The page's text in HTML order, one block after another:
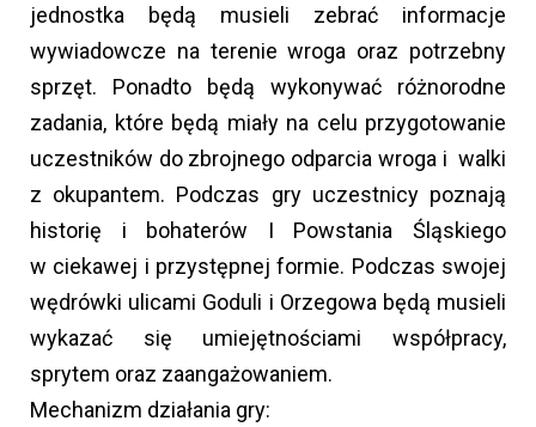
jednostka będą musieli zebrać informacje
wywiadowcze na terenie wroga oraz potrzebny
sprzęt. Ponadto będą wykonywać różnorodne
zadania, które będą miały na celu przygotowanie
uczestników do zbrojnego odparcia wroga i walki
z okupantem. Podczas gry uczestnicy poznają
historię i bohaterów I Powstania Śląskiego
w ciekawej i przystępnej formie. Podczas swojej
wędrówki ulicami Goduli i Orzegowa będą musieli
wykazać się umiejętnościami współpracy,
sprytem oraz zaangażowaniem.
Mechanizm działania gry: